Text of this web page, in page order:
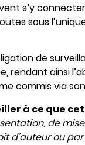
s’y
sous
de
rendant ainsi
commis via
à ce que
de
d’auteur ou